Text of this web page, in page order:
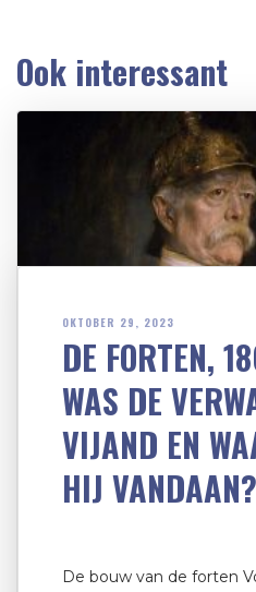
Ook interessant
OKTOBER 29, 2023
DE FORTEN,
WAS DE
VIJAND EN
HIJ VANDAAN?
De bouw van de forten